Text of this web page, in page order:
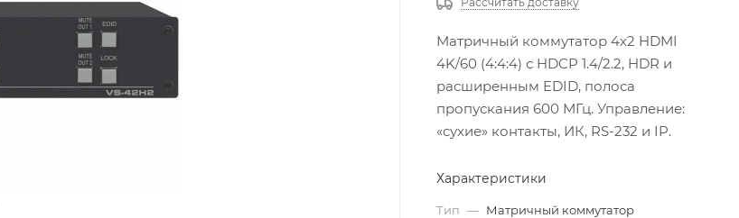
Матричный коммутатор 4х2 HDMI
4K/60 (4:4:4) с HDCP 1.4/2.2, HDR и
расширенным EDID, полоса
пропускания 600 МГц. Управление:
«сухие» контакты, ИК, RS-232 и IP.
Характеристики
Тип — Матричный коммутатор